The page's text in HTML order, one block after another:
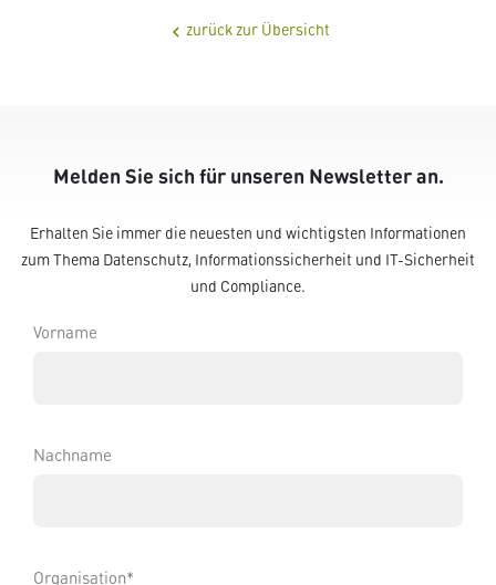
chevron_left zurück zur Übersicht
Melden Sie sich für unseren Newsletter an.
Erhalten Sie immer die neuesten und wichtigsten Informationen
zum Thema Datenschutz, Informationssicherheit und IT-Sicherheit
und Compliance.
Vorname
Nachname
Organisation*